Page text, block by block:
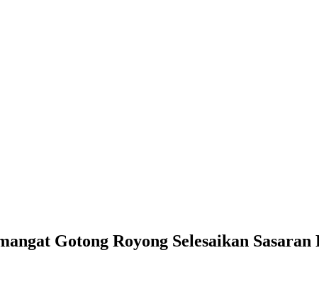
Gotong Royong Selesaikan Sasaran